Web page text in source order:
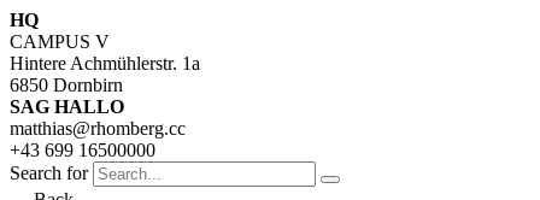
HQ
CAMPUS V
Hintere Achmühlerstr. 1a
6850 Dornbirn
SAG HALLO
matthias@rhomberg.cc
+43 699 16500000
Search for